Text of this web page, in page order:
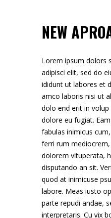
NEW
Lorem ipsum dolors
adipisci elit, sed do
ididunt ut labores et
amco laboris nisi ut
dolo end erit in
dolore eu fugiat.
fabulas inimicus
ferri rum
dolorem vituperata,
disputando an sit.
quod at inimicuse
labore. Meas iusto
parte repudi andae,
interpretaris. Cu vix